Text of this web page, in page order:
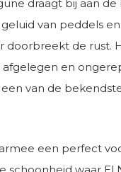
draagt bij aan
van peddels
doorbreekt de rust.
en
van de
een perfect
schoonheid waar El